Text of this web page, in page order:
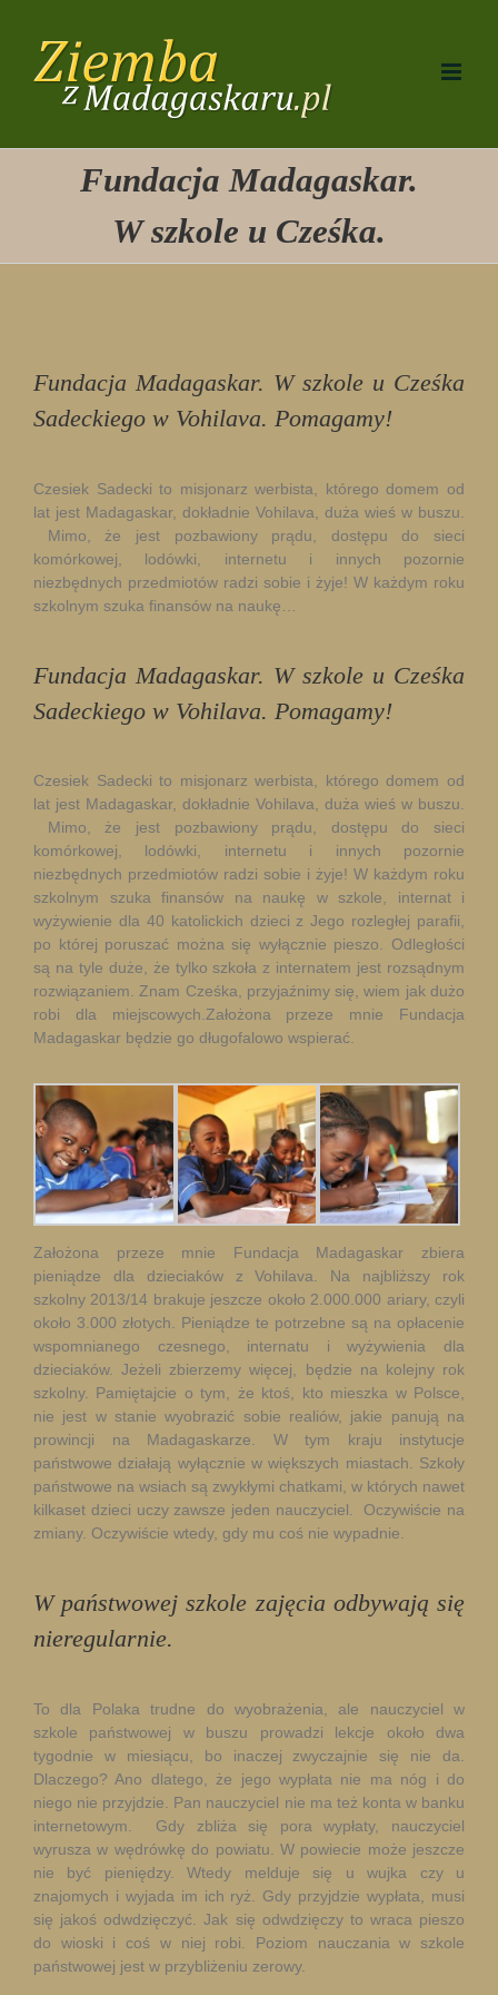
zawartości
Fundacja Madagaskar.
W szkole u Cześka.
Fundacja Madagaskar. W szkole u Cześka
Sadeckiego w Vohilava. Pomagamy!
Czesiek Sadecki to misjonarz werbista, którego domem od
lat jest Madagaskar, dokładnie Vohilava, duża wieś w buszu.
Mimo, że jest pozbawiony prądu, dostępu do sieci
komórkowej, lodówki, internetu i innych pozornie
niezbędnych przedmiotów radzi sobie i żyje! W każdym roku
szkolnym szuka finansów na naukę…
Fundacja Madagaskar. W szkole u Cześka
Sadeckiego w Vohilava. Pomagamy!
Czesiek Sadecki to misjonarz werbista, którego domem od
lat jest Madagaskar, dokładnie Vohilava, duża wieś w buszu.
Mimo, że jest pozbawiony prądu, dostępu do sieci
komórkowej, lodówki, internetu i innych pozornie
niezbędnych przedmiotów radzi sobie i żyje! W każdym roku
szkolnym szuka finansów na naukę w szkole, internat i
wyżywienie dla 40 katolickich dzieci z Jego rozległej parafii,
po której poruszać można się wyłącznie pieszo. Odległości
są na tyle duże, że tylko szkoła z internatem jest rozsądnym
rozwiązaniem. Znam Cześka, przyjaźnimy się, wiem jak dużo
robi dla miejscowych.Założona przeze mnie Fundacja
Madagaskar będzie go długofalowo wspierać.
Założona przeze mnie Fundacja Madagaskar zbiera
pieniądze dla dzieciaków z Vohilava. Na najbliższy rok
szkolny 2013/14 brakuje jeszcze około 2.000.000 ariary, czyli
około 3.000 złotych. Pieniądze te potrzebne są na opłacenie
wspomnianego czesnego, internatu i wyżywienia dla
dzieciaków. Jeżeli zbierzemy więcej, będzie na kolejny rok
szkolny. Pamiętajcie o tym, że ktoś, kto mieszka w Polsce,
nie jest w stanie wyobrazić sobie realiów, jakie panują na
prowincji na Madagaskarze. W tym kraju instytucje
państwowe działają wyłącznie w większych miastach. Szkoły
państwowe na wsiach są zwykłymi chatkami, w których nawet
kilkaset dzieci uczy zawsze jeden nauczyciel. Oczywiście na
zmiany. Oczywiście wtedy, gdy mu coś nie wypadnie.
W państwowej szkole zajęcia odbywają się
nieregularnie.
To dla Polaka trudne do wyobrażenia, ale nauczyciel w
szkole państwowej w buszu prowadzi lekcje około dwa
tygodnie w miesiącu, bo inaczej zwyczajnie się nie da.
Dlaczego? Ano dlatego, że jego wypłata nie ma nóg i do
niego nie przyjdzie. Pan nauczyciel nie ma też konta w banku
internetowym. Gdy zbliża się pora wypłaty, nauczyciel
wyrusza w wędrówkę do powiatu. W powiecie może jeszcze
nie być pieniędzy. Wtedy melduje się u wujka czy u
znajomych i wyjada im ich ryż. Gdy przyjdzie wypłata, musi
się jakoś odwdzięczyć. Jak się odwdzięczy to wraca pieszo
do wioski i coś w niej robi. Poziom nauczania w szkole
państwowej jest w przybliżeniu zerowy.